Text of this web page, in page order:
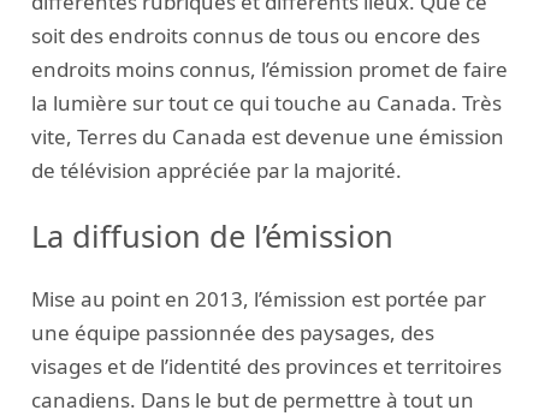
soit des endroits connus de tous ou encore des
endroits moins connus, l’émission promet de faire
la lumière sur tout ce qui touche au Canada. Très
vite, Terres du Canada est devenue une émission
de télévision appréciée par la majorité.
La diffusion de l’émission
Mise au point en 2013, l’émission est portée par
une équipe passionnée des paysages, des
visages et de l’identité des provinces et territoires
canadiens. Dans le but de permettre à tout un